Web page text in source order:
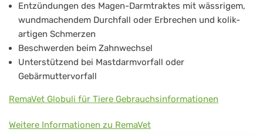
Entzündungen des Magen-Darmtraktes mit wässrigem,
wundmachendem Durchfall oder Erbrechen und kolik-
artigen Schmerzen
Beschwerden beim Zahnwechsel
Unterstützend bei Mastdarmvorfall oder
Gebärmuttervorfall
RemaVet Globuli für Tiere Gebrauchsinformationen
Weitere Informationen zu RemaVet